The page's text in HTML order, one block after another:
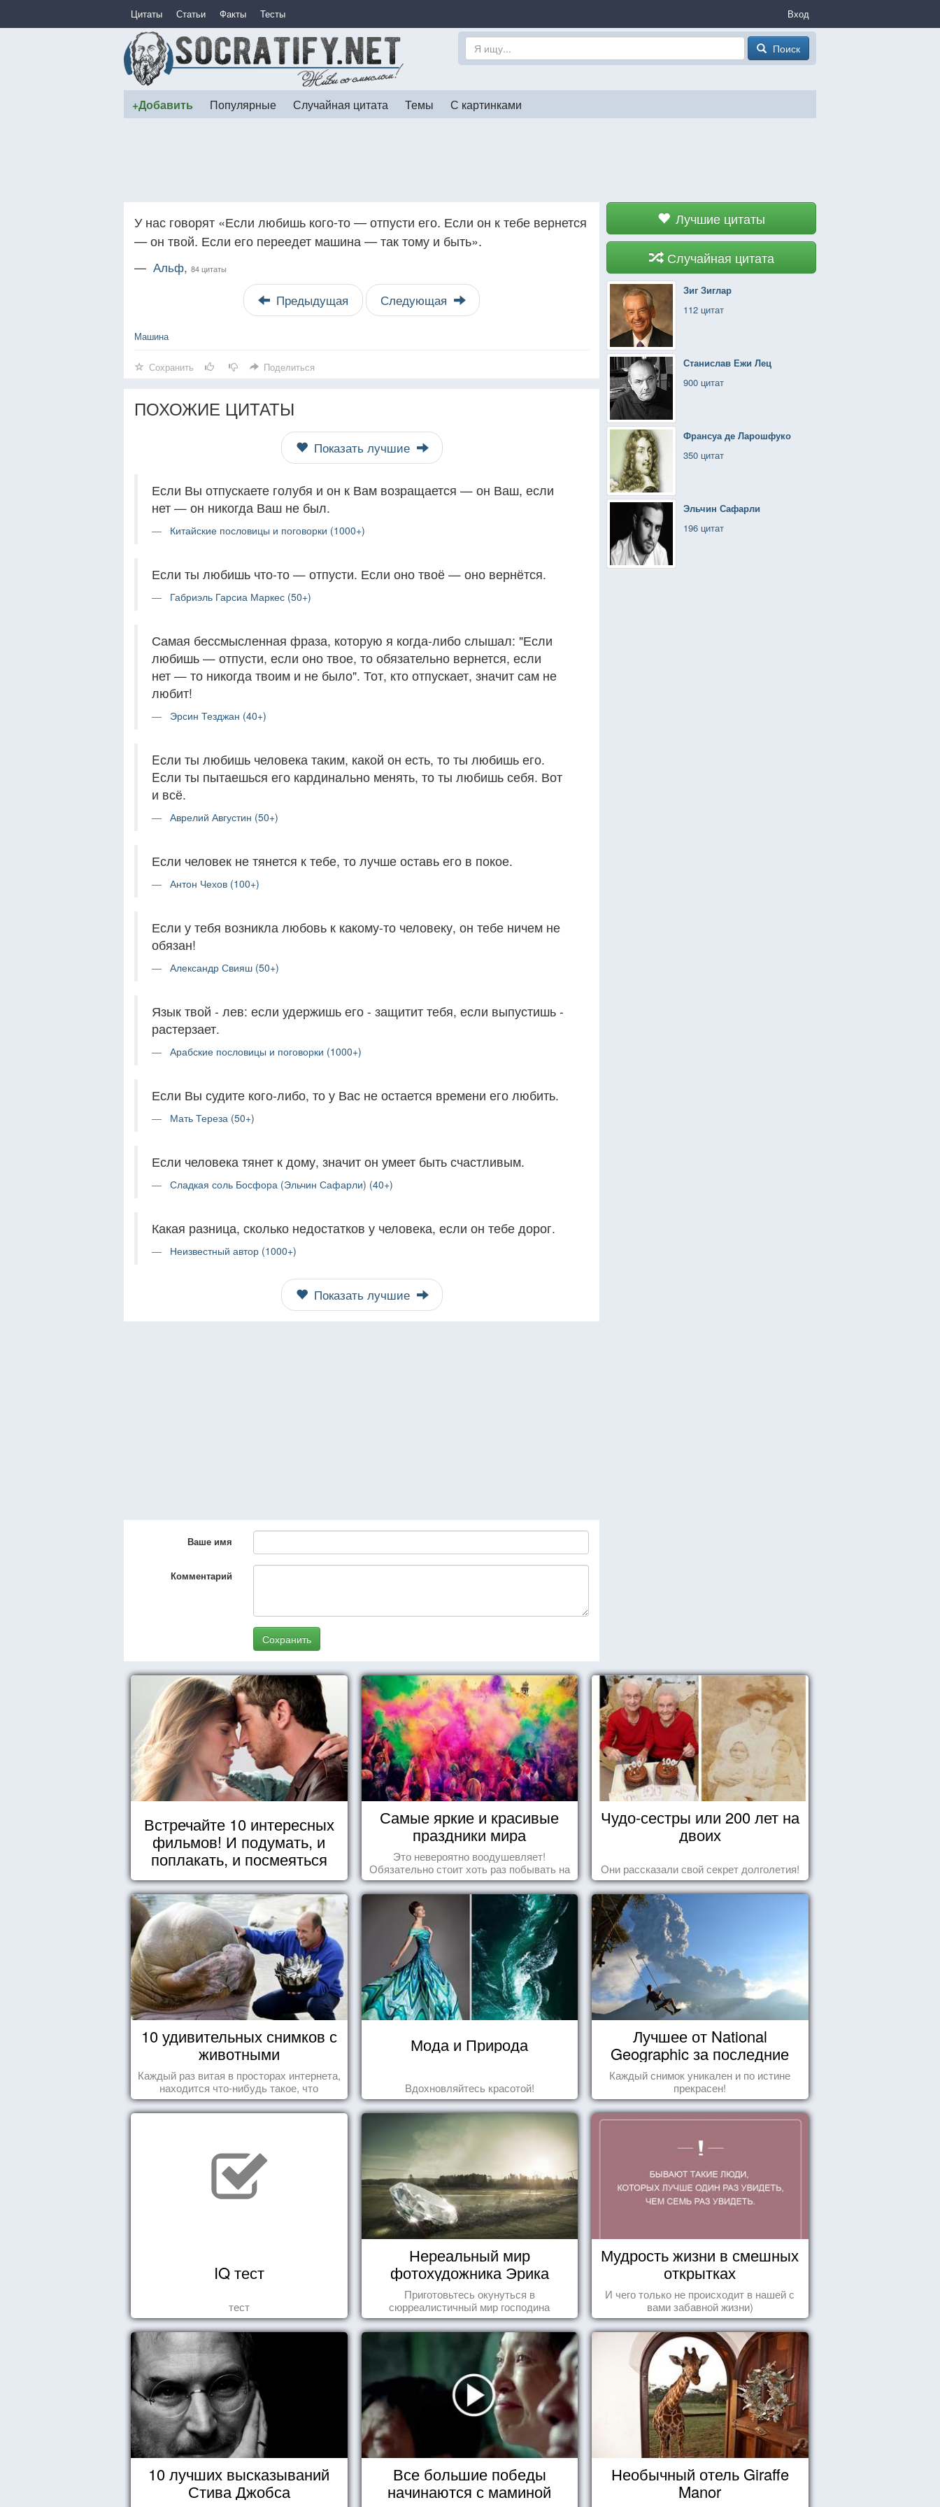
Цитаты Статьи Факты Тесты Вход
Поиск
+Добавить Популярные Случайная цитата Темы С картинками
Лучшие цитаты
Случайная цитата
Зиг Зиглар
112 цитат
Станислав Ежи Лец
900 цитат
Франсуа де Ларошфуко
350 цитат
Эльчин Сафарли
196 цитат
У нас говорят «Если любишь кого-то — отпусти его. Если он к тебе вернется
— он твой. Если его переедет машина — так тому и быть».
— Альф, 84 цитаты
Предыдущая Следующая
Машина
Сохранить Поделиться
ПОХОЖИЕ ЦИТАТЫ
Показать лучшие
Если Вы отпускаете голубя и он к Вам возращается — он Ваш, если
нет — он никогда Ваш не был.
Китайские пословицы и поговорки (1000+)
Если ты любишь что-то — отпусти. Если оно твоё — оно вернётся.
Габриэль Гарсиа Маркес (50+)
Самая бессмысленная фраза, которую я когда-либо слышал: "Если
любишь — отпусти, если оно твое, то обязательно вернется, если
нет — то никогда твоим и не было". Тот, кто отпускает, значит сам не
любит!
Эрсин Тезджан (40+)
Eсли ты любишь человека таким, какой он есть, то ты любишь его.
Eсли ты пытаешься его кардинально менять, то ты любишь себя. Вот
и всё.
Аврелий Августин (50+)
Если человек не тянется к тебе, то лучше оставь его в покое.
Антон Чехов (100+)
Если у тебя возникла любовь к какому-то человеку, он тебе ничем не
обязан!
Александр Свияш (50+)
Язык твой - лев: если удержишь его - защитит тебя, если выпустишь -
растерзает.
Арабские пословицы и поговорки (1000+)
Если Вы судите кого-либо, то у Вас не остается времени его любить.
Мать Тереза (50+)
Если человека тянет к дому, значит он умеет быть счастливым.
Сладкая соль Босфора (Эльчин Сафарли) (40+)
Какая разница, сколько недостатков у человека, если он тебе дорог.
Неизвестный автор (1000+)
Показать лучшие
Ваше имя
Комментарий
Сохранить
Встречайте 10 интересных
фильмов! И подумать, и
поплакать, и посмеяться
Самые яркие и красивые
праздники мира
Это невероятно воодушевляет!
Обязательно стоит хоть раз побывать на
подобных мероприятиях и получить
массу впечатлений!
Чудо-сестры или 200 лет на
двоих
Они рассказали свой секрет долголетия!
10 удивительных снимков с
животными
Каждый раз витая в просторах интернета,
находится что-нибудь такое, что
заставляет улыбнуться, удивиться,
восхититься...
Мода и Природа
Вдохновляйтесь красотой!
Лучшее от National
Geographic за последние
пару лет
Каждый снимок уникален и по истине
прекрасен!
IQ тест
тест
Нереальный мир
фотохудожника Эрика
Йоханссона
Приготовьтесь окунуться в
сюрреалистичный мир господина
Йоханссона
Мудрость жизни в смешных
открытках
И чего только не происходит в нашей с
вами забавной жизни)
10 лучших высказываний
Стива Джобса
Все большие победы
начинаются с маминой
Необычный отель Giraffe
Manor